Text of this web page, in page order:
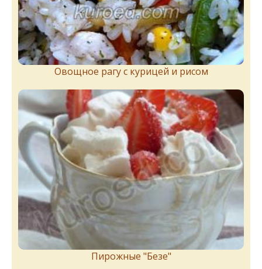
Овощное рагу с курицей и рисом
Пирожныe "Бeзe"